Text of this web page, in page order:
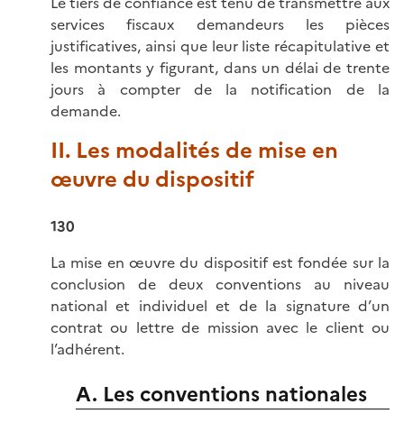
services fiscaux demandeurs les pièces
justificatives, ainsi que leur liste récapitulative et
les montants y figurant, dans un délai de trente
jours à compter de la notification de la
demande.
II. Les modalités de mise en
œuvre du dispositif
130
La mise en œuvre du dispositif est fondée sur la
conclusion de deux conventions au niveau
national et individuel et de la signature d’un
contrat ou lettre de mission avec le client ou
l’adhérent.
A. Les conventions nationales